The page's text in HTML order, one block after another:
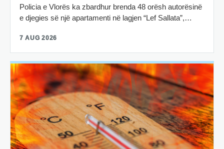
Policia e Vlorës ka zbardhur brenda 48 orësh autorësinë
e djegies së një apartamenti në lagjen “Lef Sallata”,…
7 AUG 2026